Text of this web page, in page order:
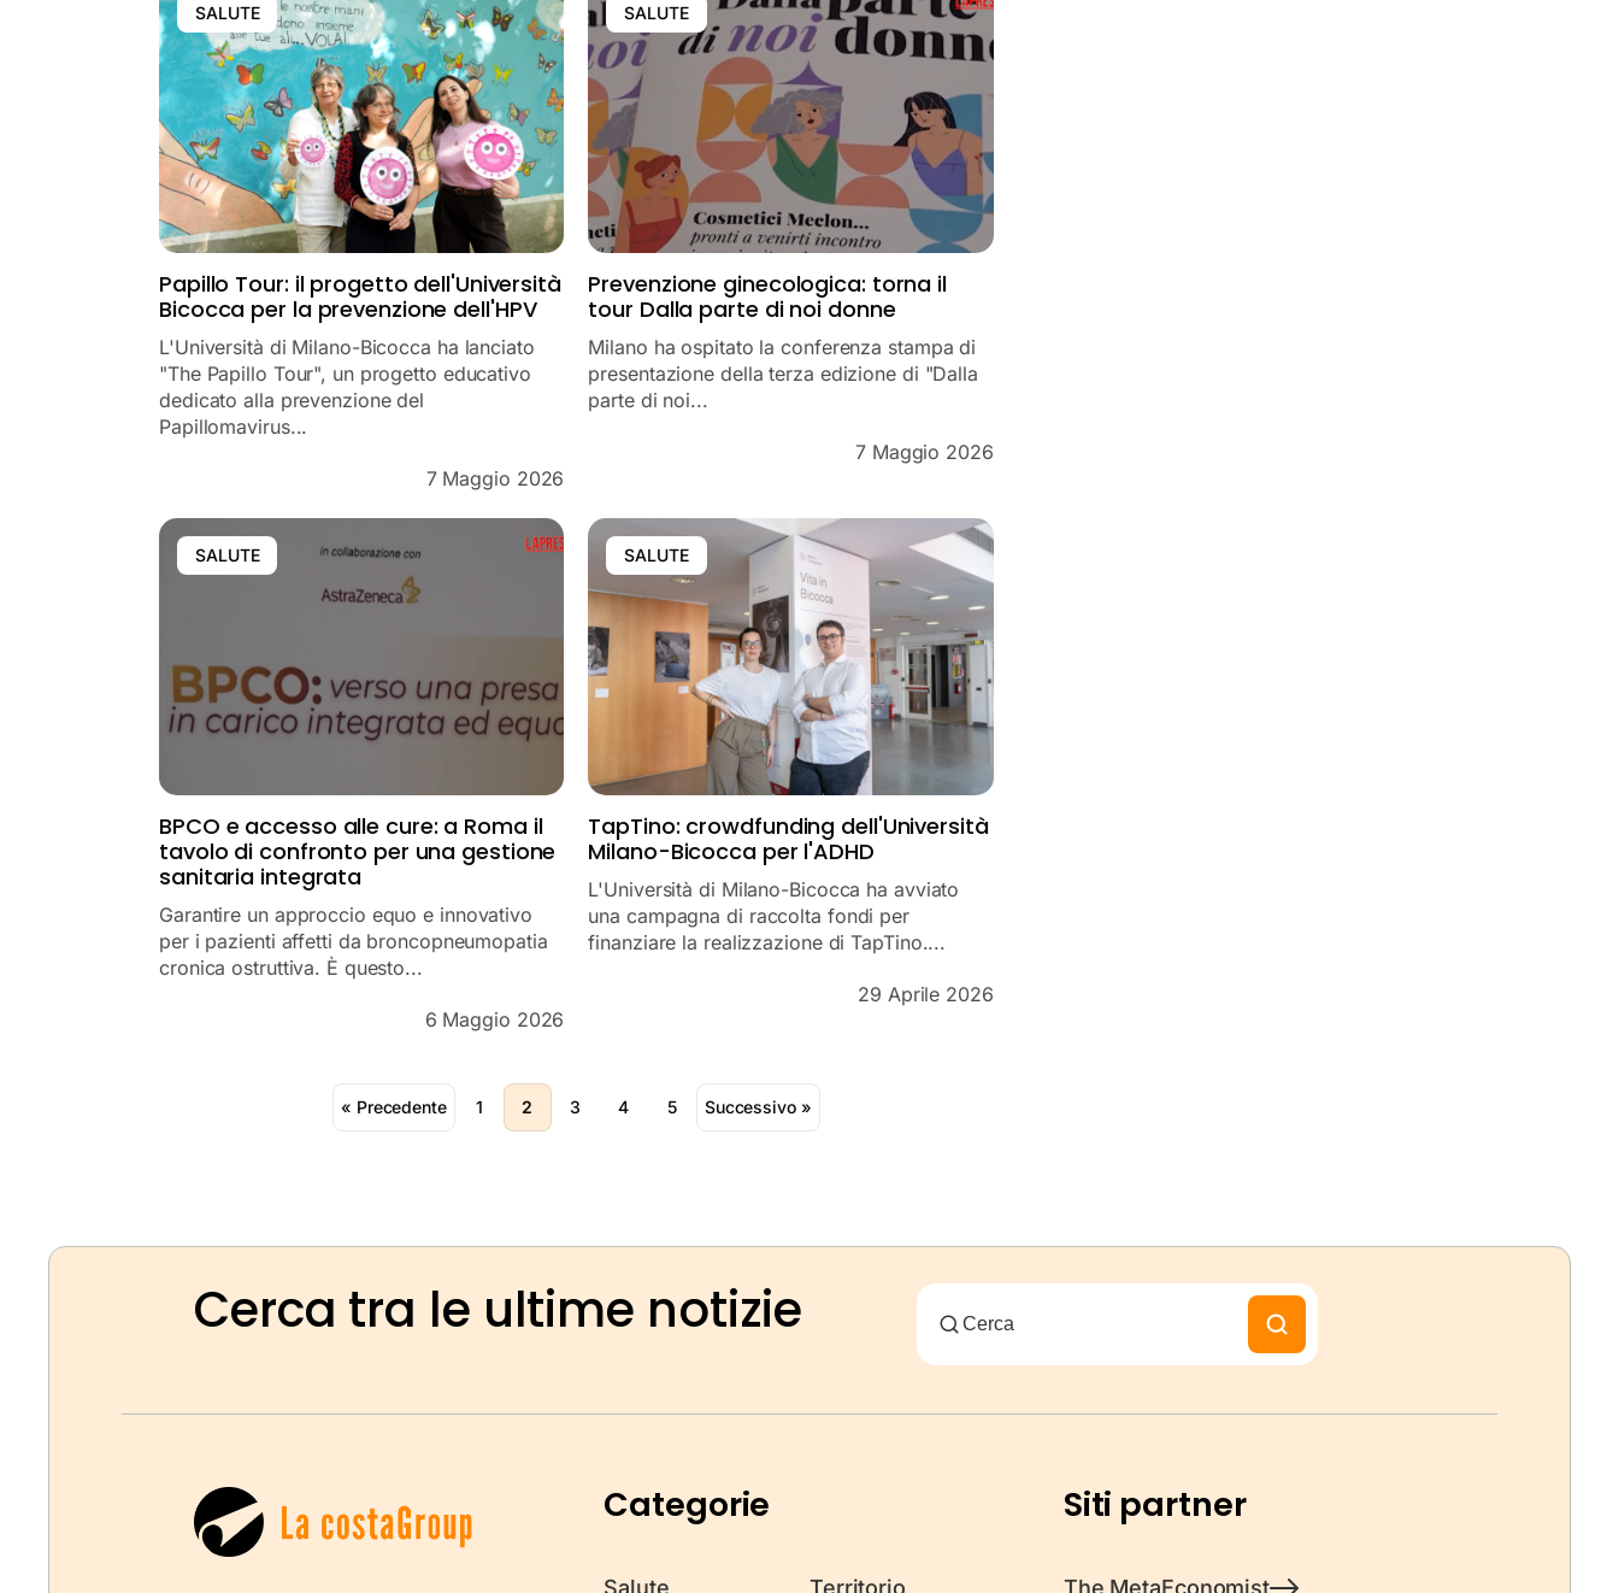
SALUTE
Papillo Tour: il progetto dell'Università
Bicocca per la prevenzione dell'HPV
L'Università di Milano-Bicocca ha lanciato
"The Papillo Tour", un progetto educativo
dedicato alla prevenzione del
Papillomavirus...
7 Maggio 2026
SALUTE
Prevenzione ginecologica: torna il
tour Dalla parte di noi donne
Milano ha ospitato la conferenza stampa di
presentazione della terza edizione di "Dalla
parte di noi...
7 Maggio 2026
SALUTE
BPCO e accesso alle cure: a Roma il
tavolo di confronto per una gestione
sanitaria integrata
Garantire un approccio equo e innovativo
per i pazienti affetti da broncopneumopatia
cronica ostruttiva. È questo...
6 Maggio 2026
SALUTE
TapTino: crowdfunding dell'Università
Milano-Bicocca per l'ADHD
L'Università di Milano-Bicocca ha avviato
una campagna di raccolta fondi per
finanziare la realizzazione di TapTino....
29 Aprile 2026
« Precedente 1 2 3 4 5 Successivo »
Cerca tra le ultime notizie
Categorie
Salute Territorio
Siti partner
The MetaEconomist